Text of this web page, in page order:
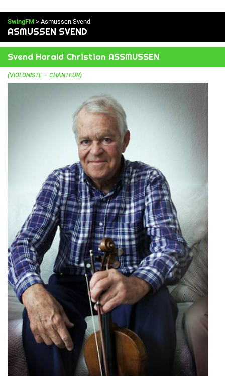
SwingFM > Asmussen Svend
ASMUSSEN SVEND
Svend Harald Christian ASSMUSSEN
(VIOLONISTE – CHANTEUR)